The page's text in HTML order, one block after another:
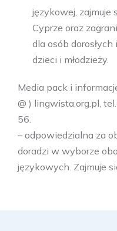
językowej, zajmuje
Cyprze oraz
dla osób
dzieci i młodzieży.
Media pack i
@ ) lingwista.org.pl,
56.
– odpowiedzialna za
doradzi w wyborze
językowych. Zajmuje